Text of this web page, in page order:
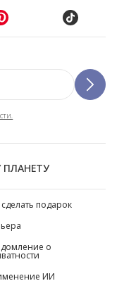
подарок
о
ИИ